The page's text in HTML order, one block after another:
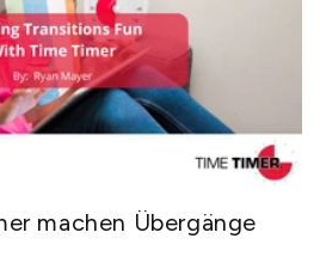
machen Übergänge